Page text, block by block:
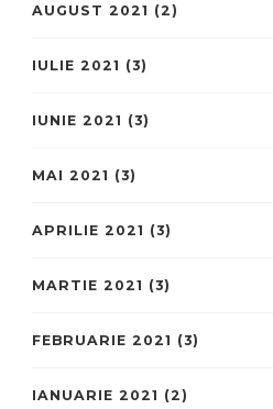
AUGUST 2021 (2)
IULIE 2021 (3)
IUNIE 2021 (3)
MAI 2021 (3)
APRILIE 2021 (3)
MARTIE 2021 (3)
FEBRUARIE 2021 (3)
IANUARIE 2021 (2)